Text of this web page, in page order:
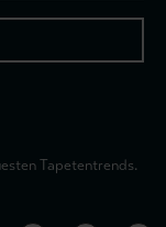
Tapetentrends.